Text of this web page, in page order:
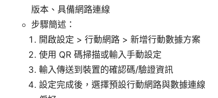
版本、具備網路連線
步驟簡述：
開啟設定 > 行動網路 > 新增行動數據方案
使用 QR 碼掃描或輸入手動設定
輸入傳送到裝置的確認碼/驗證資訊
設定完成後，選擇預設行動網路與數據連線